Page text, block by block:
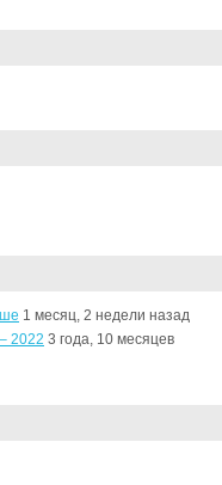
1 месяц, 2 недели назад
2022 3 года, 10 месяцев